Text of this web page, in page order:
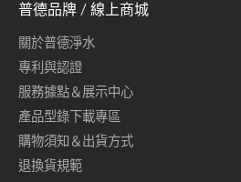
普德品牌 / 線上商城
關於普德淨水
專利與認證
服務據點＆展示中心
產品型錄下載專區
購物須知＆出貨方式
退換貨規範